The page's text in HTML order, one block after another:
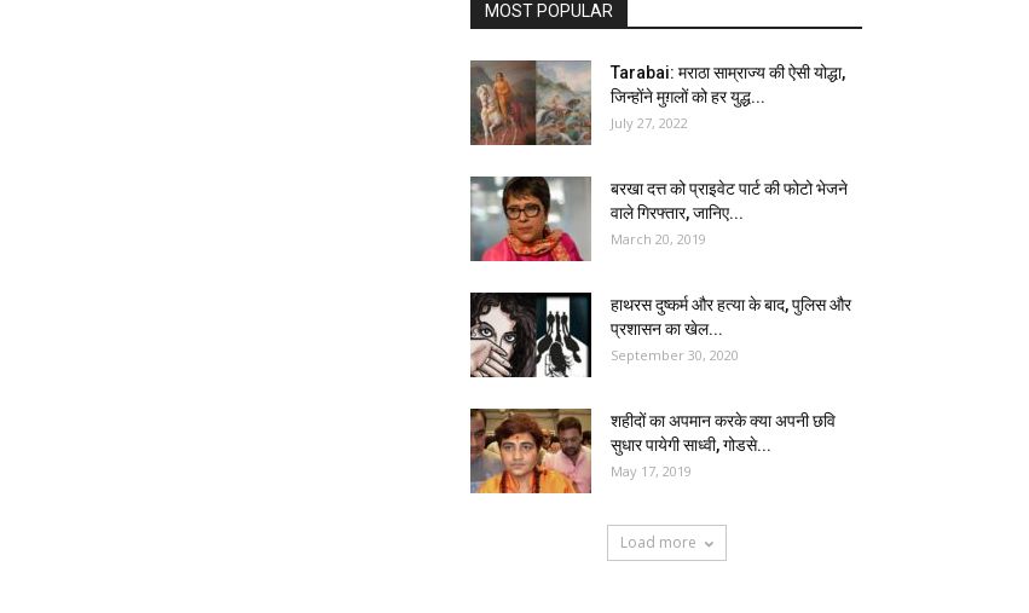
MOST POPULAR
Tarabai: मराठा साम्राज्य की ऐसी योद्धा,
जिन्होंने मुग़लों को हर युद्ध...
July 27, 2022
बरखा दत्त को प्राइवेट पार्ट की फोटो भेजने
वाले गिरफ्तार, जानिए...
March 20, 2019
हाथरस दुष्कर्म और हत्या के बाद, पुलिस और
प्रशासन का खेल...
September 30, 2020
शहीदों का अपमान करके क्या अपनी छवि
सुधार पायेगी साध्वी, गोडसे...
May 17, 2019
Load more